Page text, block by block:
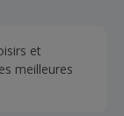
et
meilleures